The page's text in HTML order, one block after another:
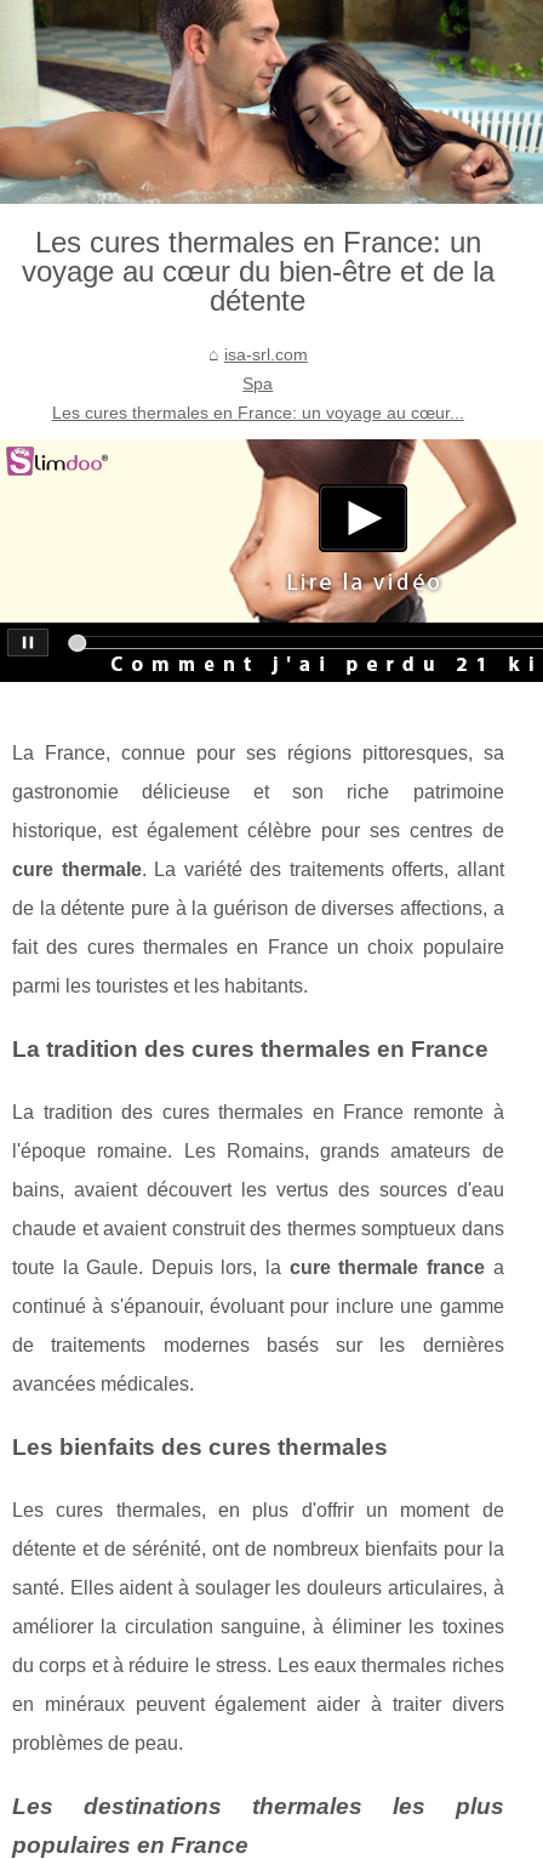
Les cures thermales en France: un
voyage au cœur du bien-être et de la
détente
isa-srl.com
Spa
Les cures thermales en France: un voyage au cœur...
La France, connue pour ses régions pittoresques, sa
gastronomie délicieuse et son riche patrimoine
historique, est également célèbre pour ses centres de
cure thermale. La variété des traitements offerts, allant
de la détente pure à la guérison de diverses affections, a
fait des cures thermales en France un choix populaire
parmi les touristes et les habitants.
La tradition des cures thermales en France
La tradition des cures thermales en France remonte à
l'époque romaine. Les Romains, grands amateurs de
bains, avaient découvert les vertus des sources d'eau
chaude et avaient construit des thermes somptueux dans
toute la Gaule. Depuis lors, la cure thermale francea
continué à s'épanouir, évoluant pour inclure une gamme
de traitements modernes basés sur les dernières
avancées médicales.
Les bienfaits des cures thermales
Les cures thermales, en plus d'offrir un moment de
détente et de sérénité, ont de nombreux bienfaits pour la
santé. Elles aident à soulager les douleurs articulaires, à
améliorer la circulation sanguine, à éliminer les toxines
du corps et à réduire le stress. Les eaux thermales riches
en minéraux peuvent également aider à traiter divers
problèmes de peau.
Les destinations thermales les plus
populaires en France